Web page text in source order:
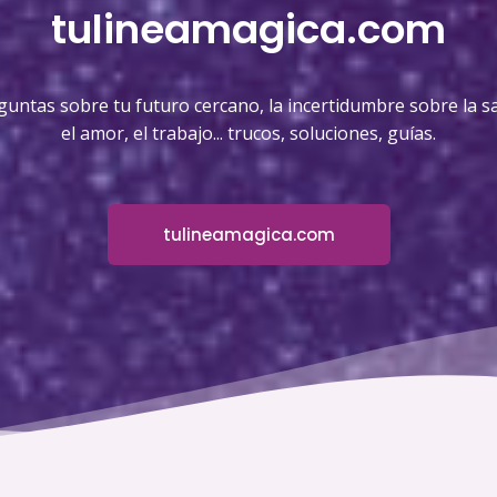
tulineamagica.com
sobre tu futuro cercano, la incertidumbre sobre la
el amor, el trabajo... trucos, soluciones, guías.
tulineamagica.com